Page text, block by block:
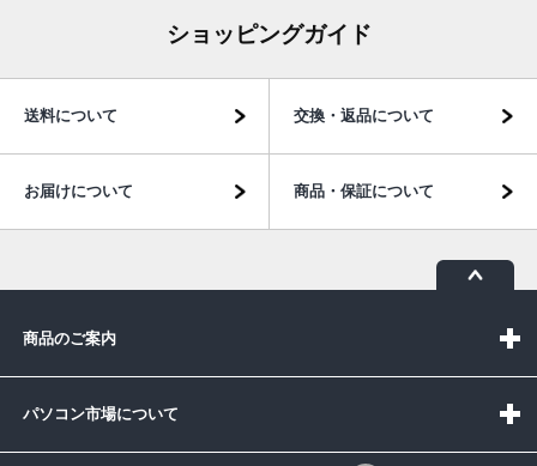
ショッピングガイド
送料について 交換・返品について
お届けについて 商品・保証について
商品のご案内
パソコン市場について